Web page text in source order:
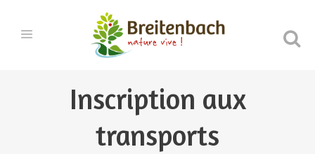
Inscription aux
transports